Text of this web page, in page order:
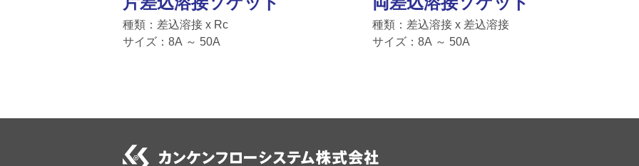
種類：差込溶接 x Rc
サイズ：8A ～ 50A
種類：差込溶接 x 差込溶接
サイズ：8A ～ 50A